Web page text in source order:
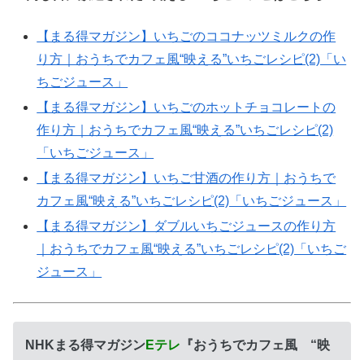
【まる得マガジン】いちごのココナッツミルクの作
り方｜おうちでカフェ風“映える”いちごレシピ(2)「い
ちごジュース」
【まる得マガジン】いちごのホットチョコレートの
作り方｜おうちでカフェ風“映える”いちごレシピ(2)
「いちごジュース」
【まる得マガジン】いちご甘酒の作り方｜おうちで
カフェ風“映える”いちごレシピ(2)「いちごジュース」
【まる得マガジン】ダブルいちごジュースの作り方
｜おうちでカフェ風“映える”いちごレシピ(2)「いちご
ジュース」
NHKまる得マガジンEテレ 『おうちでカフェ風 “映